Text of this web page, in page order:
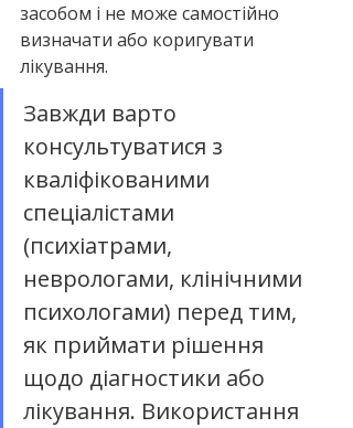
засобом і не може самостійно
визначати або коригувати
лікування.
Завжди варто
консультуватися з
кваліфікованими
спеціалістами
(психіатрами,
неврологами, клінічними
психологами) перед тим,
як приймати рішення
щодо діагностики або
лікування. Використання